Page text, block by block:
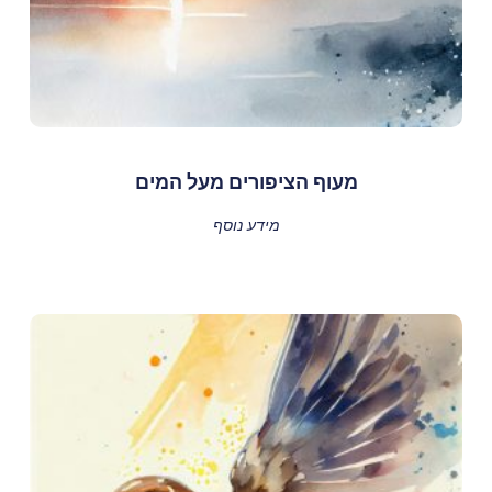
מעוף הציפורים מעל המים
מידע נוסף